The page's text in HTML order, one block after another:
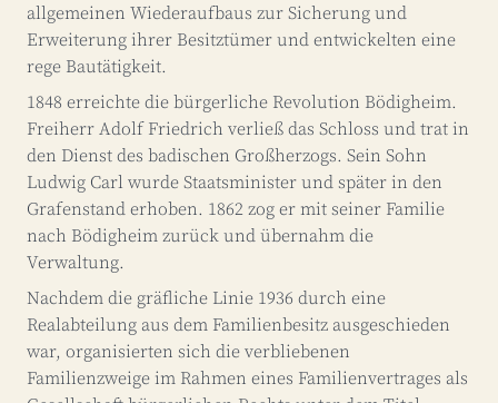
allgemeinen Wiederaufbaus zur Sicherung und
Erweiterung ihrer Besitztümer und entwickelten eine
rege Bautätigkeit.
1848 erreichte die bürgerliche Revolution Bödigheim.
Freiherr Adolf Friedrich verließ das Schloss und trat in
den Dienst des badischen Großherzogs. Sein Sohn
Ludwig Carl wurde Staatsminister und später in den
Grafenstand erhoben. 1862 zog er mit seiner Familie
nach Bödigheim zurück und übernahm die
Verwaltung.
Nachdem die gräfliche Linie 1936 durch eine
Realabteilung aus dem Familienbesitz ausgeschieden
war, organisierten sich die verbliebenen
Familienzweige im Rahmen eines Familienvertrages als